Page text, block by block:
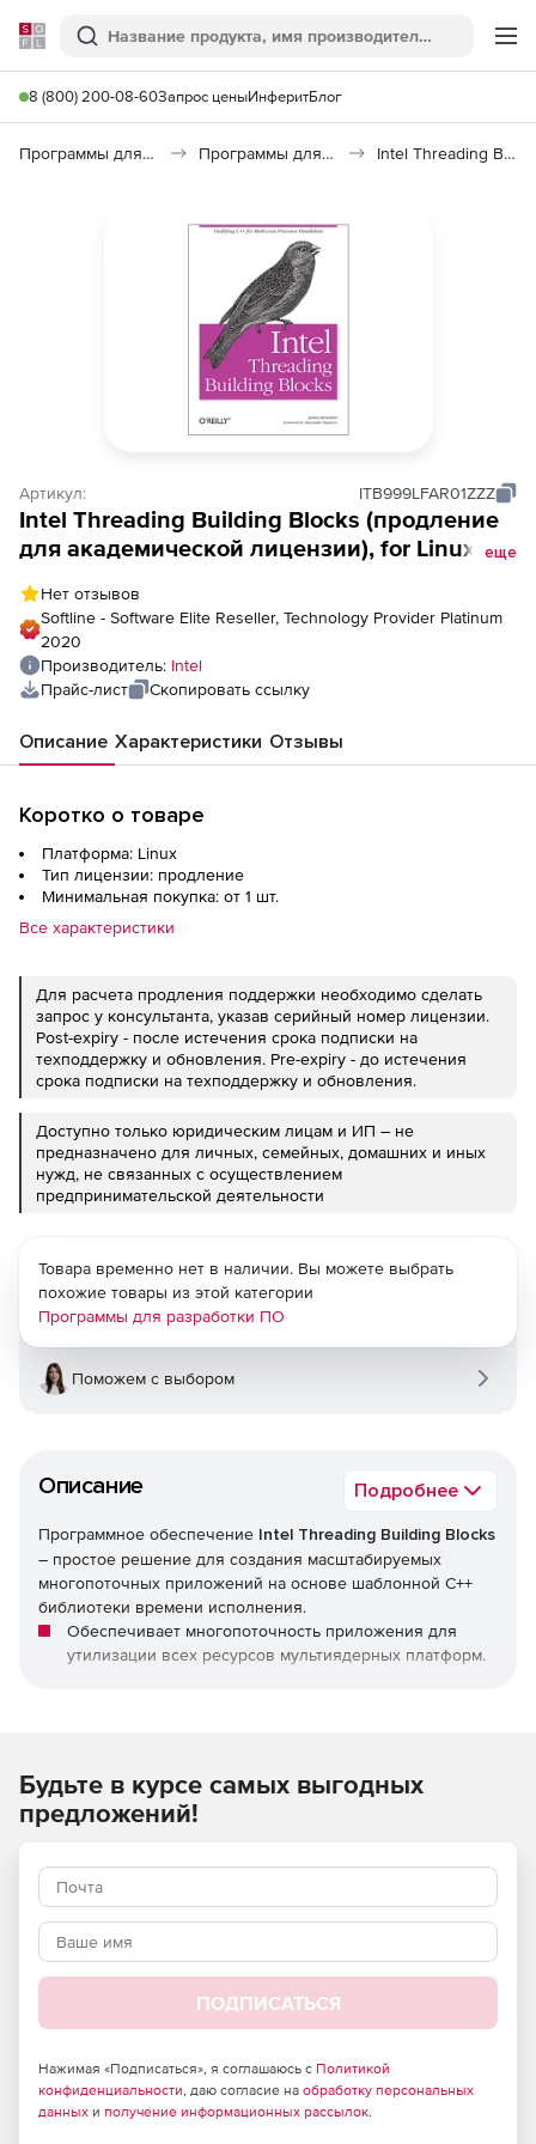
Softline
Поиск
8 (800) 200-08-60Запрос ценыИнферитБлог
Программы для программирования Программы для разработки ПО Intel Threading Building Blocks
Артикул: ITB999LFAR01ZZZ
Intel Threading Building Blocks (продление
для академической лицензии), for Linux -еще
Нет отзывов
Softline - Software Elite Reseller, Technology Provider Platinum
2020
Производитель: Intel
Прайс-лист
Скопировать ссылку
Описание Характеристики Отзывы
Коротко о товаре
Платформа: Linux
Тип лицензии: продление
Минимальная покупка: от 1 шт.
Все характеристики
Для расчета продления поддержки необходимо сделать
запрос у консультанта, указав серийный номер лицензии.
Post-expiry - после истечения срока подписки на
техподдержку и обновления. Pre-expiry - до истечения
срока подписки на техподдержку и обновления.
Доступно только юридическим лицам и ИП – не
предназначено для личных, семейных, домашних и иных
нужд, не связанных с осуществлением
предпринимательской деятельности
Описание Подробнее
Программное обеспечение Intel Threading Building Blocks
– простое решение для создания масштабируемых
многопоточных приложений на основе шаблонной С++
библиотеки времени исполнения.
Обеспечивает многопоточность приложения для
утилизации всех ресурсов мультиядерных платформ.
обобщенного программирования.
параллельных конструкций и данных,
оптимизированных для максимальной
производительности за счет масштабируемости.
Оперирование задачами, а не потоками.
TBB автоматически отображает задачи на аппаратные
аппаратный поток), обеспечивая эффективное
использование кэша и балансировку загруженности
процессоров.
Товара временно нет в наличии. Вы можете выбрать
похожие товары из этой категории
Программы для разработки ПО
Поможем с выбором
Будьте в курсе самых выгодных
предложений!
ПОДПИСАТЬСЯ
Нажимая «Подписаться», я соглашаюсь с Политикой
конфиденциальности, даю согласие на обработку персональных
данных и получение информационных рассылок.